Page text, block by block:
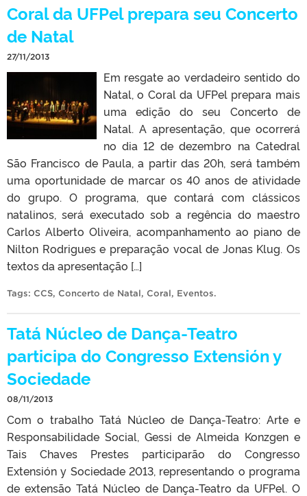
Coral da UFPel prepara seu Concerto
de Natal
27/11/2013
Em resgate ao verdadeiro sentido do
Natal, o Coral da UFPel prepara mais
uma edição do seu Concerto de
Natal. A apresentação, que ocorrerá
no dia 12 de dezembro na Catedral
São Francisco de Paula, a partir das 20h, será também
uma oportunidade de marcar os 40 anos de atividade
do grupo. O programa, que contará com clássicos
natalinos, será executado sob a regência do maestro
Carlos Alberto Oliveira, acompanhamento ao piano de
Nilton Rodrigues e preparação vocal de Jonas Klug. Os
textos da apresentação […]
Tags: CCS, Concerto de Natal, Coral, Eventos.
Tatá Núcleo de Dança-Teatro
participa do Congresso Extensión y
Sociedade
08/11/2013
Com o trabalho Tatá Núcleo de Dança-Teatro: Arte e
Responsabilidade Social, Gessi de Almeida Konzgen e
Tais Chaves Prestes participarão do Congresso
Extensión y Sociedade 2013, representando o programa
de extensão Tatá Núcleo de Dança-Teatro da UFPel. O